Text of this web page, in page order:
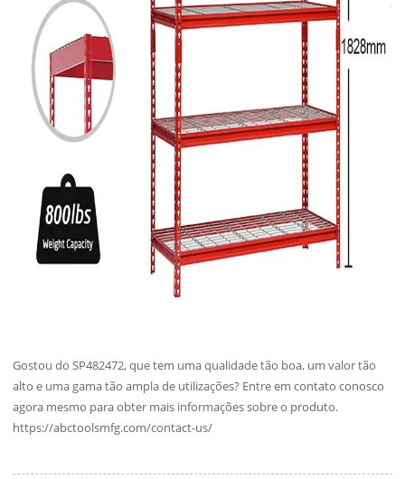
Gostou do SP482472, que tem uma qualidade tão boa, um valor tão
alto e uma gama tão ampla de utilizações? Entre em contato conosco
agora mesmo para obter mais informações sobre o produto.
https://abctoolsmfg.com/contact-us/